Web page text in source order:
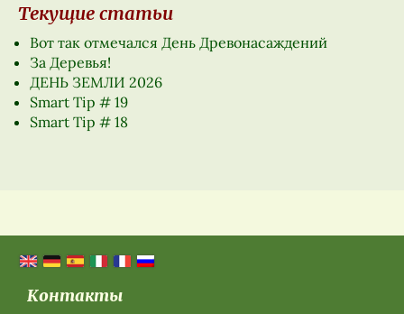
Текущие статьи
Вот так отмечался День Древонасаждений
За Деревья!
ДЕНЬ ЗЕМЛИ 2026
Smart Tip # 19
Smart Tip # 18
Контакты